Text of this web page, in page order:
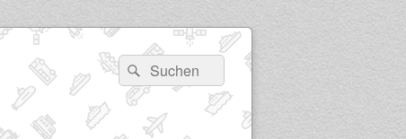
Suchen
nach:
Suchen